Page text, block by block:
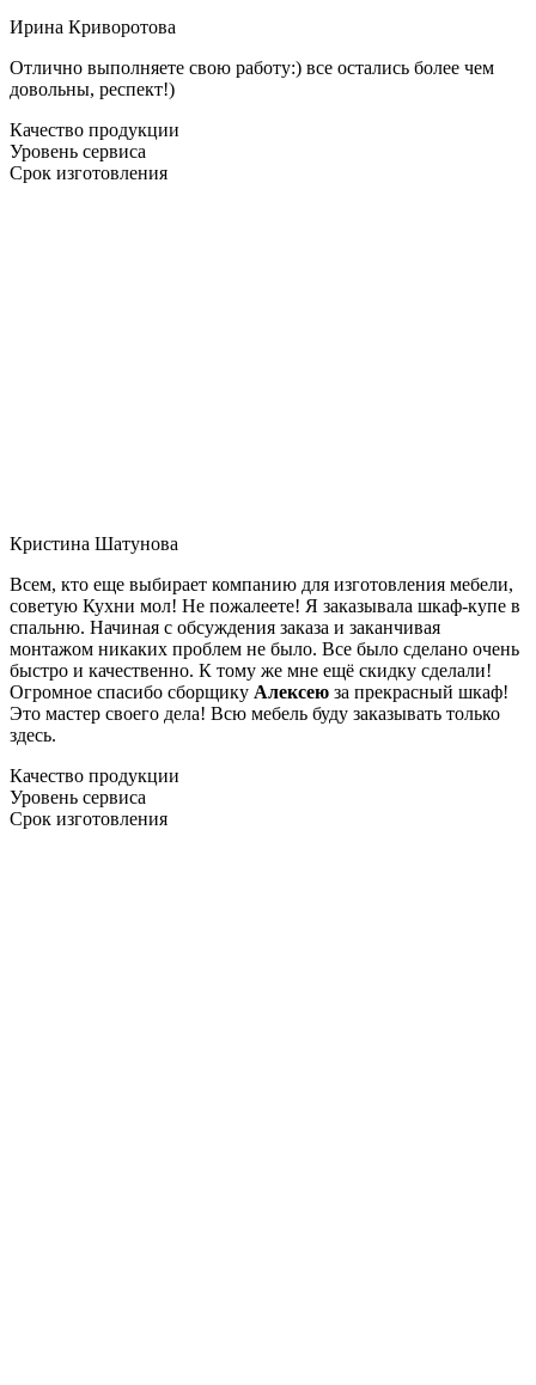
Ирина Криворотова
Отлично выполняете свою работу:) все остались более чем
довольны, респект!)
Качество продукции
Уровень сервиса
Срок изготовления
Кристина Шатунова
Всем, кто еще выбирает компанию для изготовления мебели,
советую Кухни мол! Не пожалеете! Я заказывала шкаф-купе в
спальню. Начиная с обсуждения заказа и заканчивая
монтажом никаких проблем не было. Все было сделано очень
быстро и качественно. К тому же мне ещё скидку сделали!
Огромное спасибо сборщику Алексею за прекрасный шкаф!
Это мастер своего дела! Всю мебель буду заказывать только
здесь.
Качество продукции
Уровень сервиса
Срок изготовления